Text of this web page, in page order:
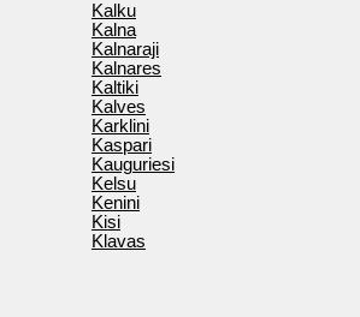
Kalku
Kalna
Kalnaraji
Kalnares
Kaltiki
Kalves
Karklini
Kaspari
Kauguriesi
Kelsu
Kenini
Kisi
Klavas